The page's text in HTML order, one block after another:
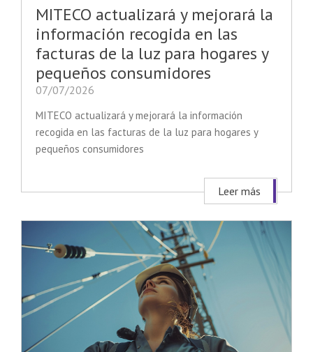
MITECO actualizará y mejorará la
información recogida en las
facturas de la luz para hogares y
pequeños consumidores
07/07/2026
MITECO actualizará y mejorará la información
recogida en las facturas de la luz para hogares y
pequeños consumidores
Leer más